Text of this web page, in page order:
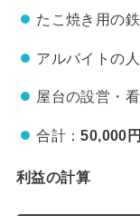
たこ焼き用の
アルバイトの
屋台の設営・
合計：50,000円
利益の計算